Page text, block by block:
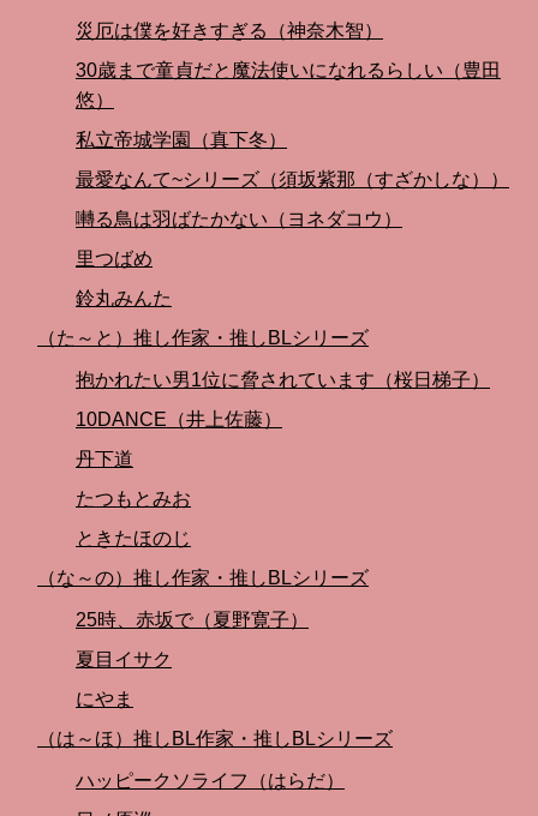
災厄は僕を好きすぎる（神奈木智）
30歳まで童貞だと魔法使いになれるらしい（豊田
悠）
私立帝城学園（真下冬）
最愛なんて~シリーズ（須坂紫那（すざかしな））
囀る鳥は羽ばたかない（ヨネダコウ）
里つばめ
鈴丸みんた
（た～と）推し作家・推しBLシリーズ
抱かれたい男1位に脅されています（桜日梯子）
10DANCE（井上佐藤）
丹下道
たつもとみお
ときたほのじ
（な～の）推し作家・推しBLシリーズ
25時、赤坂で（夏野寛子）
夏目イサク
にやま
（は～ほ）推しBL作家・推しBLシリーズ
ハッピークソライフ（はらだ）